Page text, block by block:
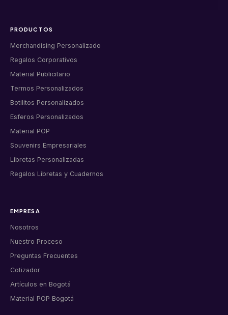
PRODUCTOS
Merchandising Personalizado
Regalos Corporativos
Material Publicitario
Termos Personalizados
Botilitos Personalizados
Esferos Personalizados
Material POP
Souvenirs Empresariales
Libretas Personalizadas
Regalos Libretas y Cuadernos
EMPRESA
Nosotros
Nuestro Proceso
Preguntas Frecuentes
Cotizador
Artículos en Bogotá
Material POP Bogotá